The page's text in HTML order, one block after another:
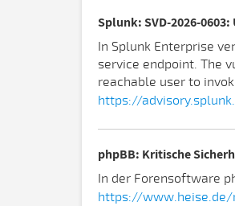
Splunk: SVD-2026-
In Splunk Enterprise
service endpoint. The
reachable user to
https://
phpBB: Kritische
In der Forensoftware
https://www.heise.de/